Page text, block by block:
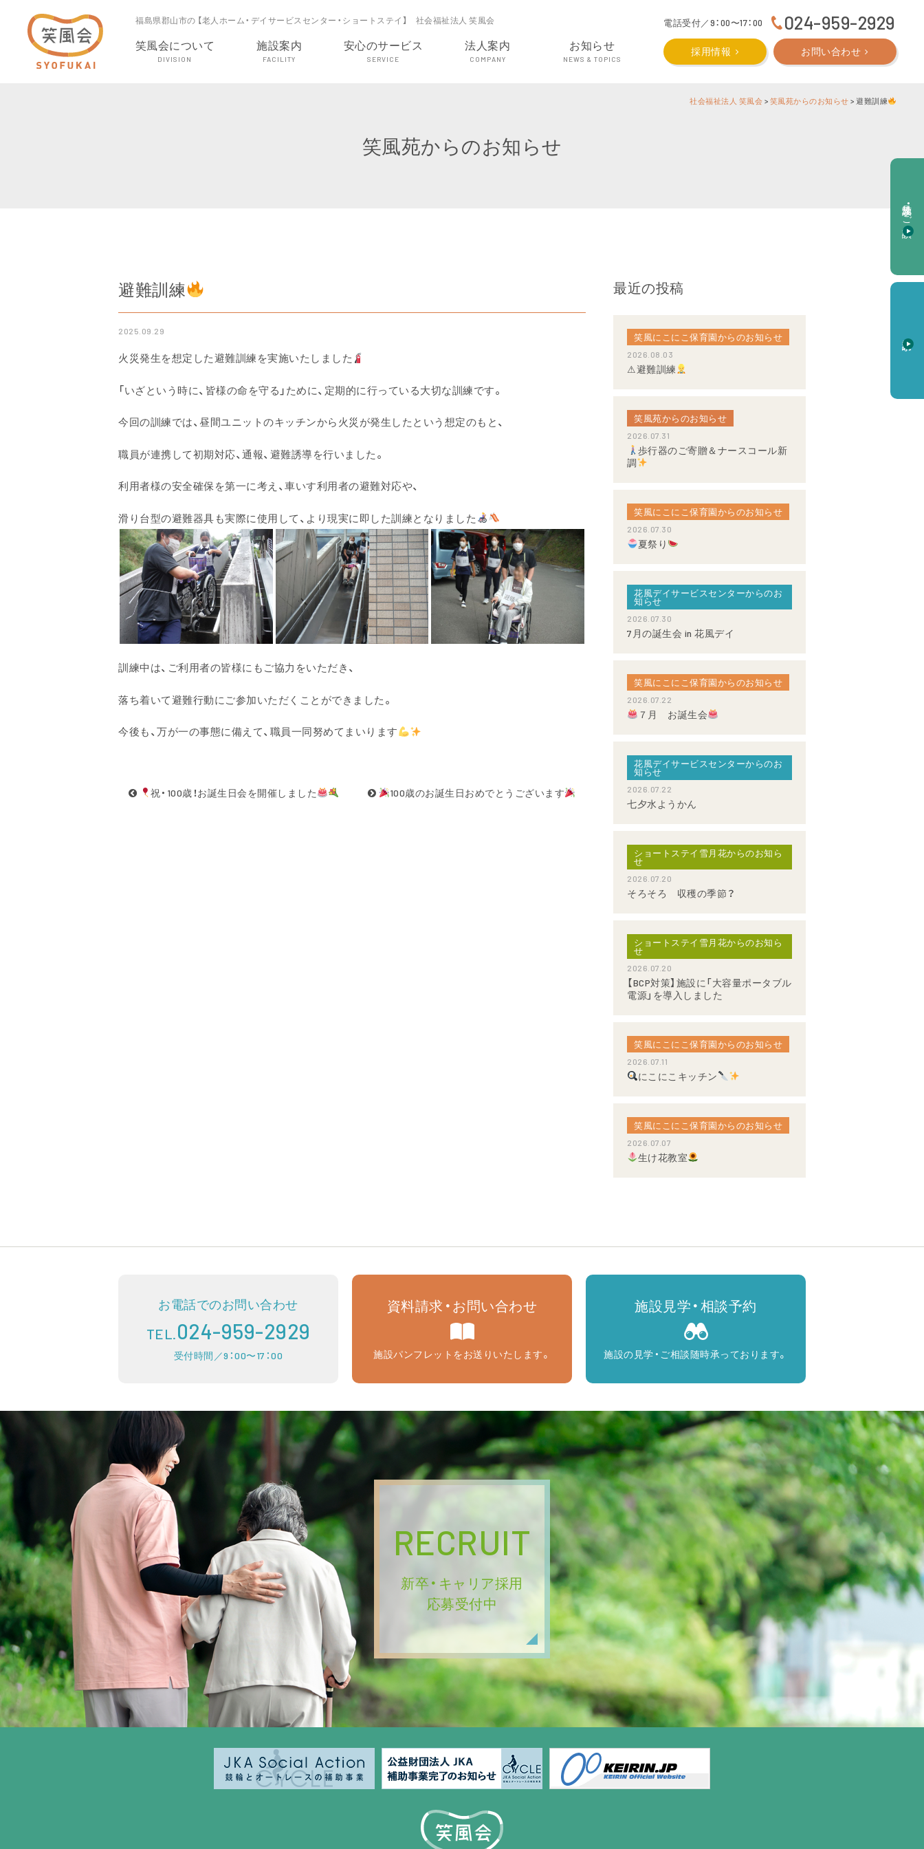
福島県郡山市の 【老人ホーム・デイサービスセンター・ショートステイ】 社会福祉法人 笑風会
笑風会について
DIVISION
施設案内
FACILITY
安心のサービス
SERVICE
法人案内
COMPANY
お知らせ
NEWS & TOPICS
電話受付／9：00〜17：00 024-959-2929
採用情報 お問い合わせ
社会福祉法人 笑風会 > 笑風苑からのお知らせ >避難訓練
笑風苑からのお知らせ
避難訓練
2025.09.29
火災発生を想定した避難訓練を実施いたしました
「いざという時に、皆様の命を守る」ために、定期的に行っている大切な訓練です。
今回の訓練では、昼間ユニットのキッチンから火災が発生したという想定のもと、
職員が連携して初期対応、通報、避難誘導を行いました。
利用者様の安全確保を第一に考え、車いす利用者の避難対応や、
滑り台型の避難器具も実際に使用して、より現実に即した訓練となりました
訓練中は、ご利用者の皆様にもご協力をいただき、
落ち着いて避難行動にご参加いただくことができました。
今後も、万が一の事態に備えて、職員一同努めてまいります
祝・100歳！お誕生日会を開催しました 100歳のお誕生日おめでとうございます
最近の投稿
笑風にこにこ保育園からのお知らせ
2026.08.03
⚠避難訓練
笑風苑からのお知らせ
2026.07.31
歩行器のご寄贈＆ナースコール新
調
笑風にこにこ保育園からのお知らせ
2026.07.30
夏祭り
花風デイサービスセンターからのお
知らせ
2026.07.30
7月の誕生会 in 花風デイ
笑風にこにこ保育園からのお知らせ
2026.07.22
７月 お誕生会
花風デイサービスセンターからのお
知らせ
2026.07.22
七夕水ようかん
ショートステイ雪月花からのお知ら
せ
2026.07.20
そろそろ 収穫の季節？
ショートステイ雪月花からのお知ら
せ
2026.07.20
【BCP対策】施設に「大容量ポータブル
電源」を導入しました
笑風にこにこ保育園からのお知らせ
2026.07.11
にこにこキッチン
笑風にこにこ保育園からのお知らせ
2026.07.07
生け花教室
お電話でのお問い合わせ
TEL.024-959-2929
受付時間／9：00〜17：00
資料請求・お問い合わせ
施設パンフレットをお送りいたします。
施設見学・相談予約
施設の見学・ご相談随時承っております。
RECRUIT
新卒・キャリア採用
応募受付中
施設見学・ご相談